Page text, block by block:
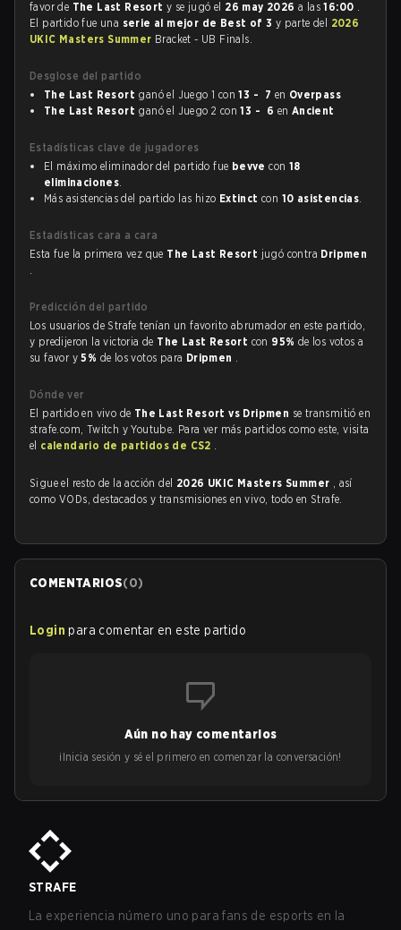
favor de The Last Resorty se jugó el 26 may 2026a las16:00 .
El partido fue una serie al mejor de Best of 3 y parte del 2026
UKIC Masters Summer Bracket - UB Finals.
Desglose del partido
The Last Resort ganó el Juego 1 con13 - 7 en Overpass
The Last Resort ganó el Juego 2 con13 - 6 en Ancient
Estadísticas clave de jugadores
El máximo eliminador del partido fue bevve con 18
eliminaciones.
Más asistencias del partido las hizo Extinct con 10 asistencias.
Estadísticas cara a cara
Esta fue la primera vez que The Last Resort jugó contra Dripmen
.
Predicción del partido
Los usuarios de Strafe tenían un favorito abrumador en este partido,
y predijeron la victoria de The Last Resort con 95% de los votos a
su favor y5% de los votos para Dripmen .
Dónde ver
El partido en vivo de The Last Resort vs Dripmen se transmitió en
strafe.com, Twitch y Youtube. Para ver más partidos como este, visita
el calendario de partidos de CS2 .
Sigue el resto de la acción del 2026 UKIC Masters Summer , así
como VODs, destacados y transmisiones en vivo, todo en Strafe.
COMENTARIOS(0)
Login para comentar en este partido
Aún no hay comentarios
¡Inicia sesión y sé el primero en comenzar la conversación!
STRAFE
La experiencia número uno para fans de esports en la